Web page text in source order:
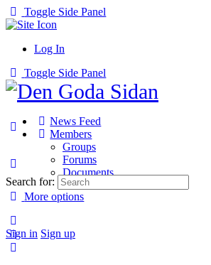
Toggle Side Panel
Log In
Toggle Side Panel
News Feed
Members
Groups
Forums
Documents
More options
Sign in Sign up
Search for: